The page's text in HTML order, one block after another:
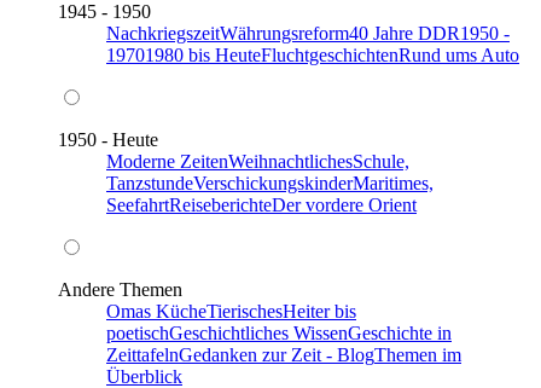
1945 - 1950
NachkriegszeitWährungsreform40 Jahre DDR1950 -
19701980 bis HeuteFluchtgeschichtenRund ums Auto
1950 - Heute
Moderne ZeitenWeihnachtlichesSchule,
TanzstundeVerschickungskinderMaritimes,
SeefahrtReiseberichteDer vordere Orient
Andere Themen
Omas KücheTierischesHeiter bis
poetischGeschichtliches WissenGeschichte in
ZeittafelnGedanken zur Zeit - BlogThemen im
Überblick